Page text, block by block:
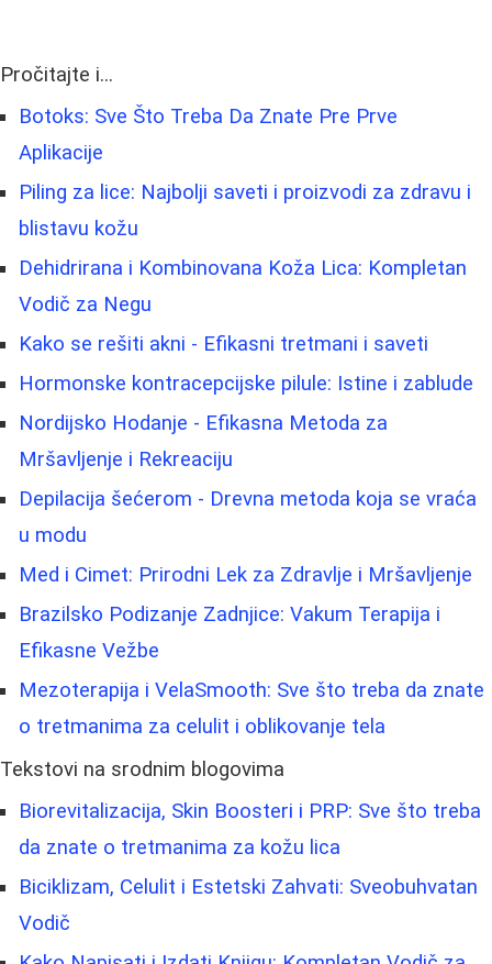
Pročitajte i...
Botoks: Sve Što Treba Da Znate Pre Prve
Aplikacije
Piling za lice: Najbolji saveti i proizvodi za zdravu i
blistavu kožu
Dehidrirana i Kombinovana Koža Lica: Kompletan
Vodič za Negu
Kako se rešiti akni - Efikasni tretmani i saveti
Hormonske kontracepcijske pilule: Istine i zablude
Nordijsko Hodanje - Efikasna Metoda za
Mršavljenje i Rekreaciju
Depilacija šećerom - Drevna metoda koja se vraća
u modu
Med i Cimet: Prirodni Lek za Zdravlje i Mršavljenje
Brazilsko Podizanje Zadnjice: Vakum Terapija i
Efikasne Vežbe
Mezoterapija i VelaSmooth: Sve što treba da znate
o tretmanima za celulit i oblikovanje tela
Tekstovi na srodnim blogovima
Biorevitalizacija, Skin Boosteri i PRP: Sve što treba
da znate o tretmanima za kožu lica
Biciklizam, Celulit i Estetski Zahvati: Sveobuhvatan
Vodič